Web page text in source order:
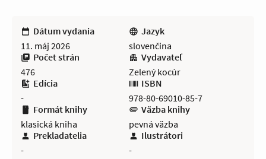
Dátum vydania
11. máj 2026
Jazyk
slovenčina
Počet strán
476
Vydavateľ
Zelený kocúr
Edícia
-
ISBN
978-80-69010-85-7
Formát knihy
klasická kniha
Väzba knihy
pevná väzba
Prekladatelia
-
Ilustrátori
-